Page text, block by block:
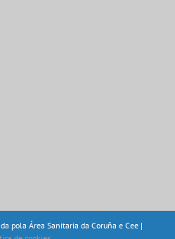
pola Área Sanitaria da Coruña e Cee |